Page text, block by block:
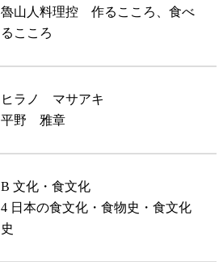
魯山人料理控 作るこころ、食べ
るこころ
ヒラノ マサアキ
平野 雅章
B 文化・食文化
4 日本の食文化・食物史・食文化
史